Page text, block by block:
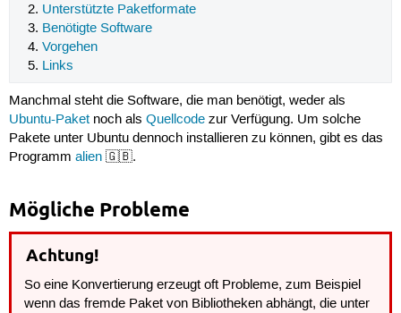
Unterstützte Paketformate
Benötigte Software
Vorgehen
Links
Manchmal steht die Software, die man benötigt, weder als
Ubuntu-Paketnoch als Quellcodezur Verfügung. Um solche
Pakete unter Ubuntu dennoch installieren zu können, gibt es das
Programm alien🇬🇧.
Mögliche Probleme
Achtung!
So eine Konvertierung erzeugt oft Probleme, zum Beispiel
wenn das fremde Paket von Bibliotheken abhängt, die unter